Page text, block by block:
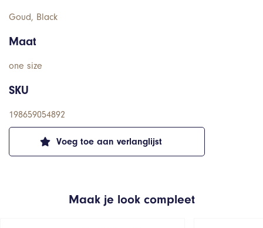
Voeg toe aan verlanglijst
Goud, Black
Maat
one size
SKU
198659054892
Maak je look compleet